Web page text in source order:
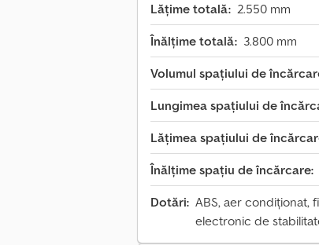
Lățime totală: 2.550 mm
Înălțime totală: 3.800 mm
Volumul spațiului de
Lungimea spațiului de
Lățimea spațiului de
Înălțime spațiu de încărcare:
Dotări: ABS, aer condiționat,
electronic de